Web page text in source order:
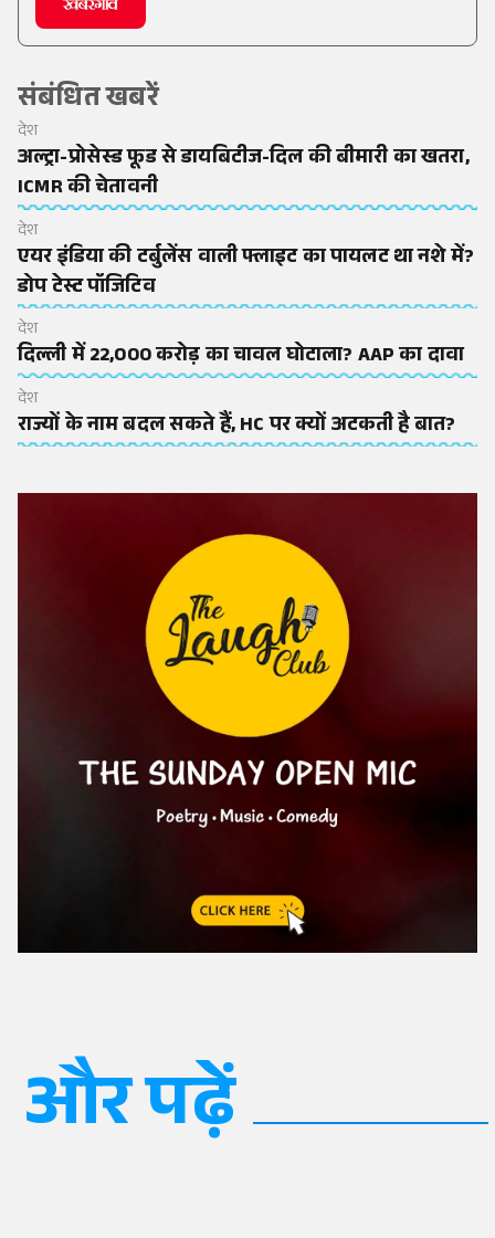
संबंधित खबरें
देश
अल्ट्रा-प्रोसेस्ड फूड से डायबिटीज-दिल की बीमारी का खतरा,
ICMR की चेतावनी
देश
एयर इंडिया की टर्बुलेंस वाली फ्लाइट का पायलट था नशे में?
डोप टेस्ट पॉजिटिव
देश
दिल्ली में 22,000 करोड़ का चावल घोटाला? AAP का दावा
देश
राज्यों के नाम बदल सकते हैं, HC पर क्यों अटकती है बात?
और पढ़ें